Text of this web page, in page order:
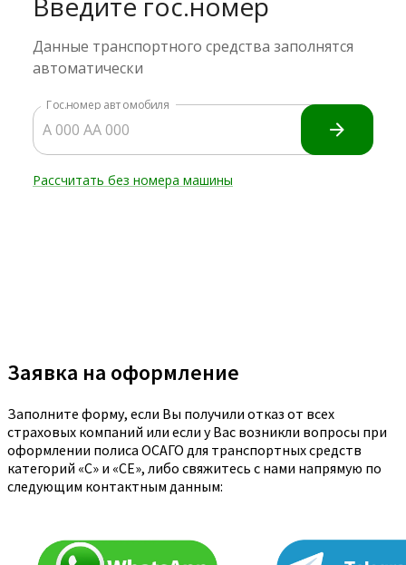
Заявка на оформление
Заполните форму, если Вы получили отказ от всех
страховых компаний или если у Вас возникли вопросы при
оформлении полиса ОСАГО для транспортных средств
категорий «C» и «CE», либо свяжитесь с нами напрямую по
следующим контактным данным: